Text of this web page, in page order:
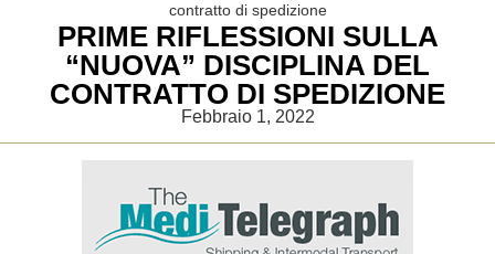
contratto di spedizione
PRIME RIFLESSIONI SULLA
“NUOVA” DISCIPLINA DEL
CONTRATTO DI SPEDIZIONE
Febbraio 1, 2022